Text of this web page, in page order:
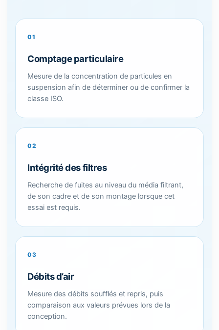
01
Comptage particulaire
Mesure de la concentration de particules en
suspension afin de déterminer ou de confirmer la
classe ISO.
02
Intégrité des filtres
Recherche de fuites au niveau du média filtrant,
de son cadre et de son montage lorsque cet
essai est requis.
03
Débits d’air
Mesure des débits soufflés et repris, puis
comparaison aux valeurs prévues lors de la
conception.